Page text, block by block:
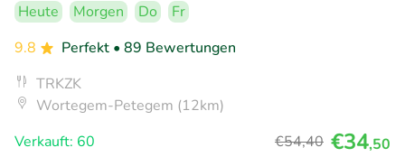
Heute Morgen Do
Fr
9.8
Perfekt • 89 Bewertungen
TRKZK
Wortegem-Petegem (12km)
Verkauft: 60
€54,40 €34,50